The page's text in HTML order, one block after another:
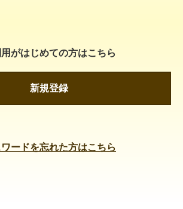
用がはじめての方はこちら
新規登録
ードを忘れた方はこちら